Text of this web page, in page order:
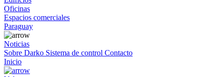
Oficinas
Espacios comerciales
Paraguay
Noticias
Sobre Darko Sistema de control Contacto
Inicio